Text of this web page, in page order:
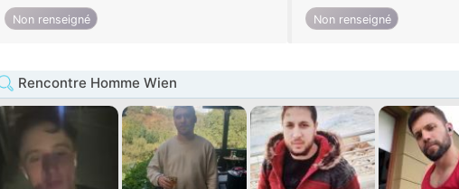
Non renseigné Non renseigné
Rencontre Homme Wien